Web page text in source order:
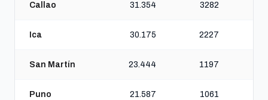
Callao 31.354 3282
Ica 30.175 2227
San Martín 23.444 1197
Puno 21.587 1061